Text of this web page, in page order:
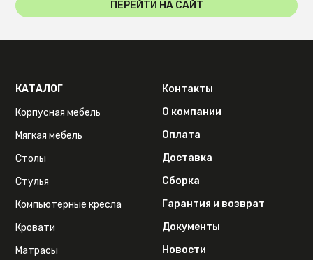
ПЕРЕЙТИ НА САЙТ
КАТАЛОГ
Корпусная мебель
Мягкая мебель
Столы
Стулья
Компьютерные кресла
Кровати
Матрасы
Контакты
О компании
Оплата
Доставка
Сборка
Гарантия и возврат
Документы
Новости